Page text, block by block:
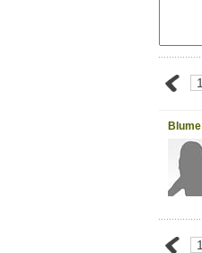
1
Blume
1